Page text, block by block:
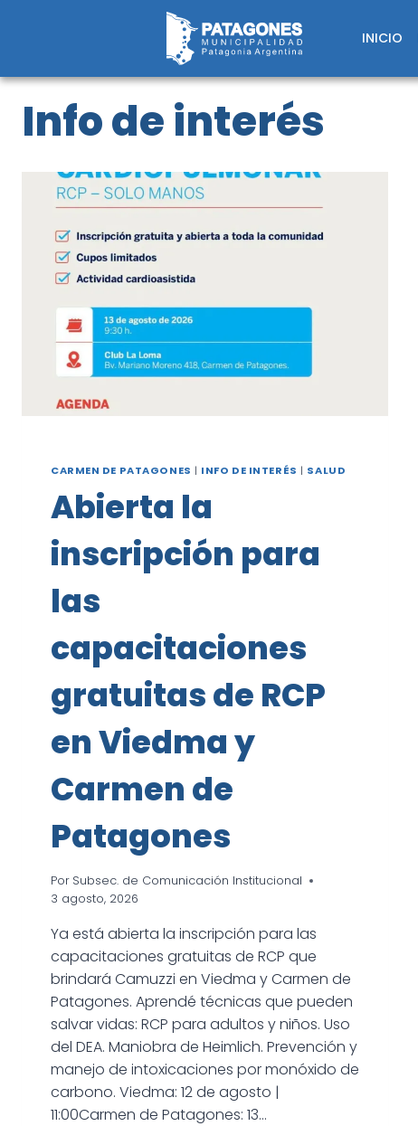
INICIO
Info de interés
CARMEN DE PATAGONES | INFO DE INTERÉS | SALUD
Abierta la
inscripción para
las
capacitaciones
gratuitas de RCP
en Viedma y
Carmen de
Patagones
Por Subsec. de Comunicación Institucional
3 agosto, 2026
Ya está abierta la inscripción para las
capacitaciones gratuitas de RCP que
brindará Camuzzi en Viedma y Carmen de
Patagones. Aprendé técnicas que pueden
salvar vidas: RCP para adultos y niños. Uso
del DEA. Maniobra de Heimlich. Prevención y
manejo de intoxicaciones por monóxido de
carbono. Viedma: 12 de agosto |
11:00Carmen de Patagones: 13…